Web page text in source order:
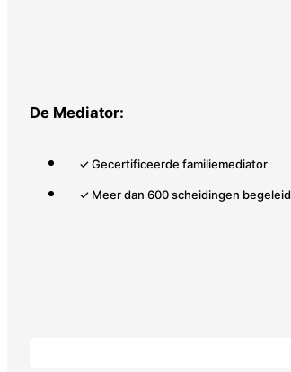
De Mediator:
✓ Gecertificeerde familiemediator
✓ Meer dan 600 scheidingen begeleid